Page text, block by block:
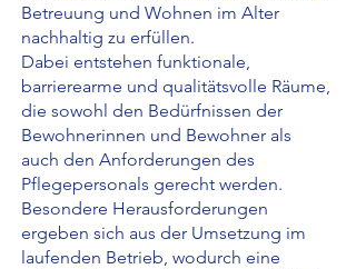
Betreuung und Wohnen im Alter
nachhaltig zu erfüllen.
Dabei entstehen funktionale,
barrierearme und qualitätsvolle Räume,
die sowohl den Bedürfnissen der
Bewohnerinnen und Bewohner als
auch den Anforderungen des
Pflegepersonals gerecht werden.
Besondere Herausforderungen
ergeben sich aus der Umsetzung im
laufenden Betrieb, wodurch eine